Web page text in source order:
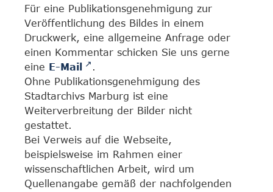
Für eine Publikationsgenehmigung zur
Veröffentlichung des Bildes in einem
Druckwerk, eine allgemeine Anfrage oder
einen Kommentar schicken Sie uns gerne
eine E-Mail
.
Ohne Publikationsgenehmigung des
Stadtarchivs Marburg ist eine
Weiterverbreitung der Bilder nicht
gestattet.
Bei Verweis auf die Webseite,
beispielsweise im Rahmen einer
wissenschaftlichen Arbeit, wird um
Quellenangabe gemäß der nachfolgenden